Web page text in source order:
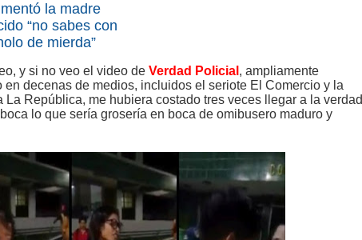
la madre
“no sabes con
de mierda”
y si no veo el video de Verdad Policial , ampliamente
en decenas de medios, incluidos el seriote El Comercio y la
La República, me hubiera costado tres veces llegar a la verdad
lo que sería grosería en boca de omibusero maduro y